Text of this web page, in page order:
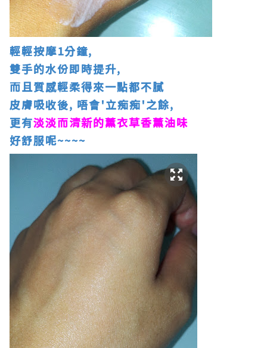
輕輕按摩1分鐘,
雙手的水份即時提升,
而且質感輕柔得來一點都不膩
皮膚吸收後, 唔會'立痴痴'之餘,
更有淡淡而清新的薰衣草香薰油味
好舒服呢~~~~